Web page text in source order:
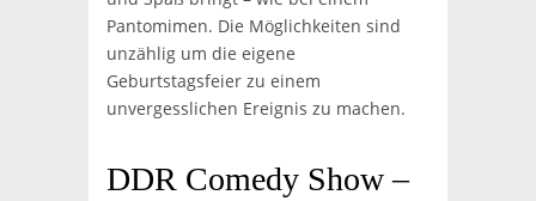
Pantomimen. Die Möglichkeiten sind
unzählig um die eigene
Geburtstagsfeier zu einem
unvergesslichen Ereignis zu machen.
DDR Comedy Show –